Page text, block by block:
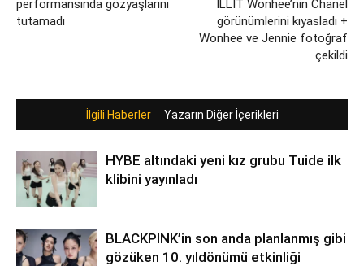
performansında gözyaşlarını
tutamadı
ILLIT Wonhee’nin Chanel
görünümlerini kıyasladı +
Wonhee ve Jennie fotoğraf
çekildi
İlgili Haberler Yazarın Diğer İçerikleri
HYBE altındaki yeni kız grubu Tuide ilk
klibini yayınladı
BLACKPINK’in son anda planlanmış gibi
gözüken 10. yıldönümü etkinliği